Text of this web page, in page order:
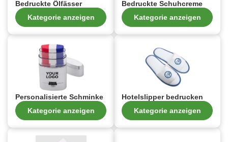
Bedruckte Ölfässer
Kategorie anzeigen
Bedruckte Schuhcreme
Kategorie anzeigen
Personalisierte Schminke
Kategorie anzeigen
Hotelslipper bedrucken
Kategorie anzeigen